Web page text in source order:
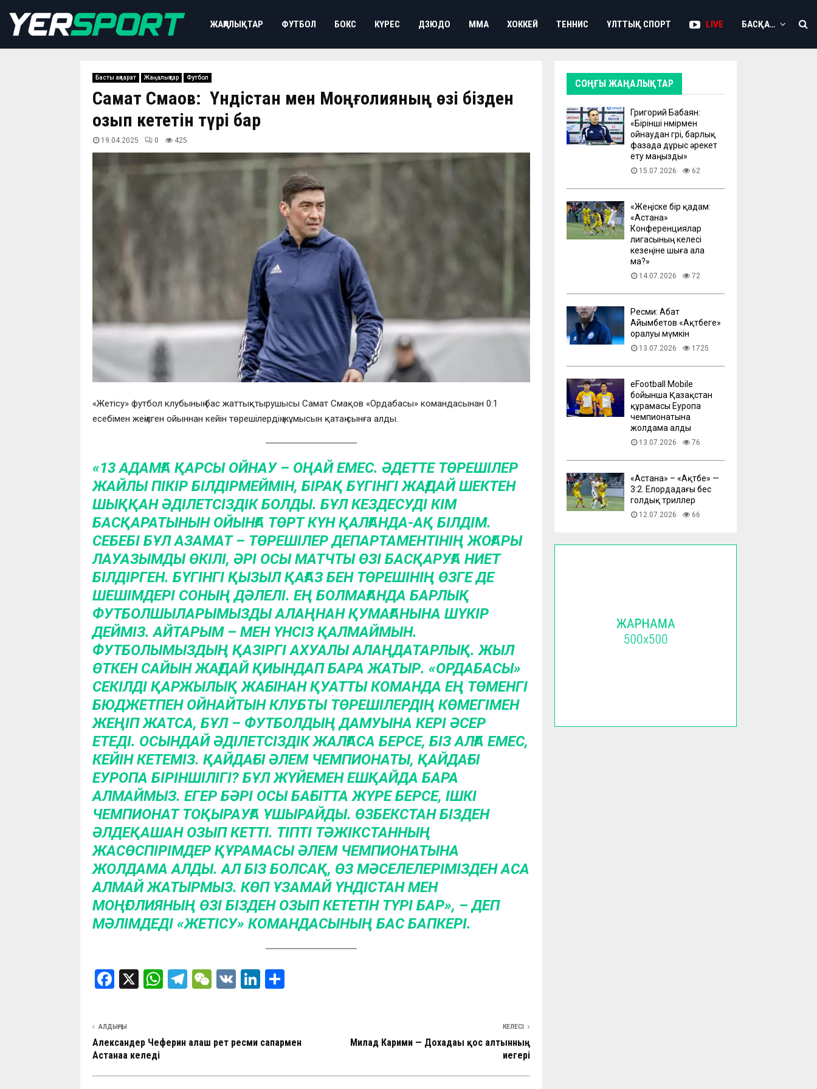
ЖАҢАЛЫҚТАР ФУТБОЛ БОКС КҮРЕС ДЗЮДО ММА ХОККЕЙ ТЕННИС ҰЛТТЫҚ СПОРТ LIVE БАСҚА…
Басты ақпарат Жаңалықтар Футбол
Самат Смақов: Үндістан мен Моңғолияның өзі бізден
озып кететін түрі бар
19.04.2025 0 425
«Жетісу» футбол клубының бас жаттықтырушысы Самат Смақов «Ордабасы» командасынан 0:1
есебімен жеңілген ойыннан кейін төрешілердің жұмысын қатаң сынға алды.
«13 АДАМҒА ҚАРСЫ ОЙНАУ – ОҢАЙ ЕМЕС. ӘДЕТТЕ ТӨРЕШІЛЕР
ЖАЙЛЫ ПІКІР БІЛДІРМЕЙМІН, БІРАҚ БҮГІНГІ ЖАҒДАЙ ШЕКТЕН
ШЫҚҚАН ӘДІЛЕТСІЗДІК БОЛДЫ. БҰЛ КЕЗДЕСУДІ КІМ
БАСҚАРАТЫНЫН ОЙЫНҒА ТӨРТ КҮН ҚАЛҒАНДА-АҚ БІЛДІМ.
СЕБЕБІ БҰЛ АЗАМАТ – ТӨРЕШІЛЕР ДЕПАРТАМЕНТІНІҢ ЖОҒАРЫ
ЛАУАЗЫМДЫ ӨКІЛІ, ӘРІ ОСЫ МАТЧТЫ ӨЗІ БАСҚАРУҒА НИЕТ
БІЛДІРГЕН. БҮГІНГІ ҚЫЗЫЛ ҚАҒАЗ БЕН ТӨРЕШІНІҢ ӨЗГЕ ДЕ
ШЕШІМДЕРІ СОНЫҢ ДӘЛЕЛІ. ЕҢ БОЛМАҒАНДА БАРЛЫҚ
ФУТБОЛШЫЛАРЫМЫЗДЫ АЛАҢНАН ҚУМАҒАНЫНА ШҮКІР
ДЕЙМІЗ. АЙТАРЫМ – МЕН ҮНСІЗ ҚАЛМАЙМЫН.
ФУТБОЛЫМЫЗДЫҢ ҚАЗІРГІ АХУАЛЫ АЛАҢДАТАРЛЫҚ. ЖЫЛ
ӨТКЕН САЙЫН ЖАҒДАЙ ҚИЫНДАП БАРА ЖАТЫР. «ОРДАБАСЫ»
СЕКІЛДІ ҚАРЖЫЛЫҚ ЖАҒЫНАН ҚУАТТЫ КОМАНДА ЕҢ ТӨМЕНГІ
БЮДЖЕТПЕН ОЙНАЙТЫН КЛУБТЫ ТӨРЕШІЛЕРДІҢ КӨМЕГІМЕН
ЖЕҢІП ЖАТСА, БҰЛ – ФУТБОЛДЫҢ ДАМУЫНА КЕРІ ӘСЕР
ЕТЕДІ. ОСЫНДАЙ ӘДІЛЕТСІЗДІК ЖАЛҒАСА БЕРСЕ, БІЗ АЛҒА ЕМЕС,
КЕЙІН КЕТЕМІЗ. ҚАЙДАҒЫ ӘЛЕМ ЧЕМПИОНАТЫ, ҚАЙДАҒЫ
ЕУРОПА БІРІНШІЛІГІ? БҰЛ ЖҮЙЕМЕН ЕШҚАЙДА БАРА
АЛМАЙМЫЗ. ЕГЕР БӘРІ ОСЫ БАҒЫТТА ЖҮРЕ БЕРСЕ, ІШКІ
ЧЕМПИОНАТ ТОҚЫРАУҒА ҰШЫРАЙДЫ. ӨЗБЕКСТАН БІЗДЕН
ӘЛДЕҚАШАН ОЗЫП КЕТТІ. ТІПТІ ТӘЖІКСТАННЫҢ
ЖАСӨСПІРІМДЕР ҚҰРАМАСЫ ӘЛЕМ ЧЕМПИОНАТЫНА
ЖОЛДАМА АЛДЫ. АЛ БІЗ БОЛСАҚ, ӨЗ МӘСЕЛЕЛЕРІМІЗДЕН АСА
АЛМАЙ ЖАТЫРМЫЗ. КӨП ҰЗАМАЙ ҮНДІСТАН МЕН
МОҢҒОЛИЯНЫҢ ӨЗІ БІЗДЕН ОЗЫП КЕТЕТІН ТҮРІ БАР», – ДЕП
МӘЛІМДЕДІ «ЖЕТІСУ» КОМАНДАСЫНЫҢ БАС БАПКЕРІ.
F
b
o
o
X
W
s
p
T
gr
m
W
h
V
Li
dI р
в
АЛДЫҢҒЫ
Александер Чеферин алғаш рет ресми сапармен
Астанаға келеді
КЕЛЕСІ
Милад Карими — Дохадағы қос алтынның
иегері
СОҢҒЫ ЖАҢАЛЫҚТАР
Григорий Бабаян:
«Бірінші нөмірмен
ойнаудан гөрі, барлық
фазада дұрыс әрекет
ету маңызды»
15.07.2026 62
«Жеңіске бір қадам:
«Астана»
Конференциялар
лигасының келесі
кезеңіне шыға ала
ма?»
14.07.2026 72
Ресми: Абат
Айымбетов «Ақтөбеге»
оралуы мүмкін
13.07.2026 1725
eFootball Mobile
бойынша Қазақстан
құрамасы Еуропа
чемпионатына
жолдама алды
13.07.2026 76
​«Астана» – «Ақтөбе» —
3:2. Елордадағы бес
голдық триллер
12.07.2026 66